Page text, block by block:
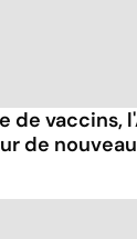
de
de